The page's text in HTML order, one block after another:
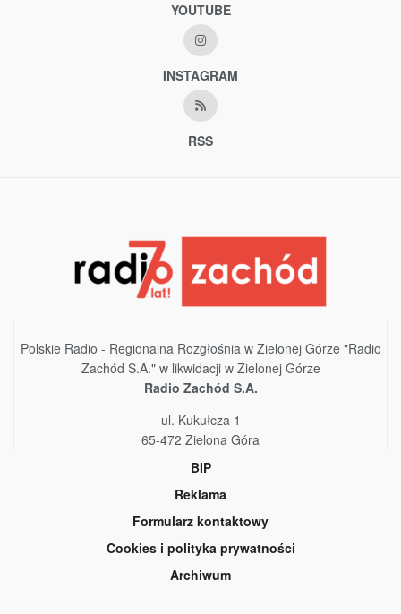
YOUTUBE
INSTAGRAM
RSS
Polskie Radio - Regionalna Rozgłośnia w Zielonej Górze "Radio
Zachód S.A." w likwidacji w Zielonej Górze
Radio Zachód S.A.
ul. Kukułcza 1
65-472 Zielona Góra
BIP
Reklama
Formularz kontaktowy
Cookies i polityka prywatności
Archiwum